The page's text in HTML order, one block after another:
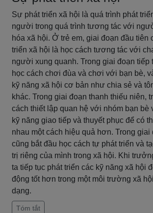
Sự phát triển xã hội là quá trình phát
người trong quá trình tương tác với
hóa xã hội. Ở trẻ em, giai đoạn đầu tiên
triển xã hội là học cách tương tác với
người xung quanh. Trong giai đoạn tiếp
học cách chơi đùa và chơi với bạn bè,
kỹ năng xã hội cơ bản như chia sẻ và
khác. Trong giai đoạn thanh thiếu niên,
cách thiết lập quan hệ với nhóm bạn bè
kỹ năng giao tiếp và thuyết phục để có
nhau một cách hiệu quả hơn. Trong giai
cũng bắt đầu học cách tự phát triển và
trị riêng của mình trong xã hội. Khi
ta tiếp tục phát triển các kỹ năng xã hội
động tốt hơn trong một môi trường xã
dạng.
Tóm tắt